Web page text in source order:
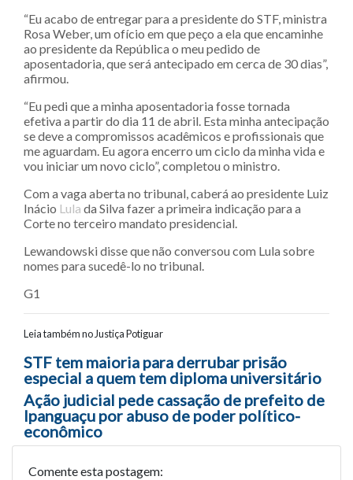
“Eu acabo de entregar para a presidente do STF, ministra
Rosa Weber, um ofício em que peço a ela que encaminhe
ao presidente da República o meu pedido de
aposentadoria, que será antecipado em cerca de 30 dias”,
afirmou.
“Eu pedi que a minha aposentadoria fosse tornada
efetiva a partir do dia 11 de abril. Esta minha antecipação
se deve a compromissos acadêmicos e profissionais que
me aguardam. Eu agora encerro um ciclo da minha vida e
vou iniciar um novo ciclo”, completou o ministro.
Com a vaga aberta no tribunal, caberá ao presidente Luiz
Inácio Lula da Silva fazer a primeira indicação para a
Corte no terceiro mandato presidencial.
Lewandowski disse que não conversou com Lula sobre
nomes para sucedê-lo no tribunal.
G1
Leia também no Justiça Potiguar
Navegação entre posts
STF tem maioria para derrubar prisão
especial a quem tem diploma universitário
Ação judicial pede cassação de prefeito de
Ipanguaçu por abuso de poder político-
econômico
Comente esta postagem: